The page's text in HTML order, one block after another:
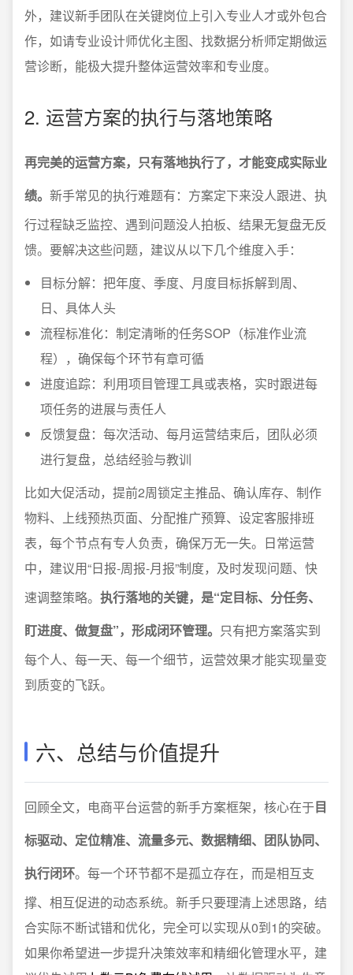
外，建议新手团队在关键岗位上引入专业人才或外包合
作，如请专业设计师优化主图、找数据分析师定期做运
营诊断，能极大提升整体运营效率和专业度。
2. 运营方案的执行与落地策略
再完美的运营方案，只有落地执行了，才能变成实际业
绩。 新手常见的执行难题有：方案定下来没人跟进、执
行过程缺乏监控、遇到问题没人拍板、结果无复盘无反
馈。要解决这些问题，建议从以下几个维度入手：
目标分解：把年度、季度、月度目标拆解到周、
日、具体人头
流程标准化：制定清晰的任务SOP（标准作业流
程），确保每个环节有章可循
进度追踪：利用项目管理工具或表格，实时跟进每
项任务的进展与责任人
反馈复盘：每次活动、每月运营结束后，团队必须
进行复盘，总结经验与教训
比如大促活动，提前2周锁定主推品、确认库存、制作
物料、上线预热页面、分配推广预算、设定客服排班
表，每个节点有专人负责，确保万无一失。日常运营
中，建议用“日报-周报-月报”制度，及时发现问题、快
速调整策略。 执行落地的关键，是“定目标、分任务、
盯进度、做复盘”，形成闭环管理。 只有把方案落实到
每个人、每一天、每一个细节，运营效果才能实现量变
到质变的飞跃。
六、总结与价值提升
回顾全文，电商平台运营的新手方案框架，核心在于目
标驱动、定位精准、流量多元、数据精细、团队协同、
执行闭环。每一个环节都不是孤立存在，而是相互支
撑、相互促进的动态系统。新手只要理清上述思路，结
合实际不断试错和优化，完全可以实现从0到1的突破。
如果你希望进一步提升决策效率和精细化管理水平，建